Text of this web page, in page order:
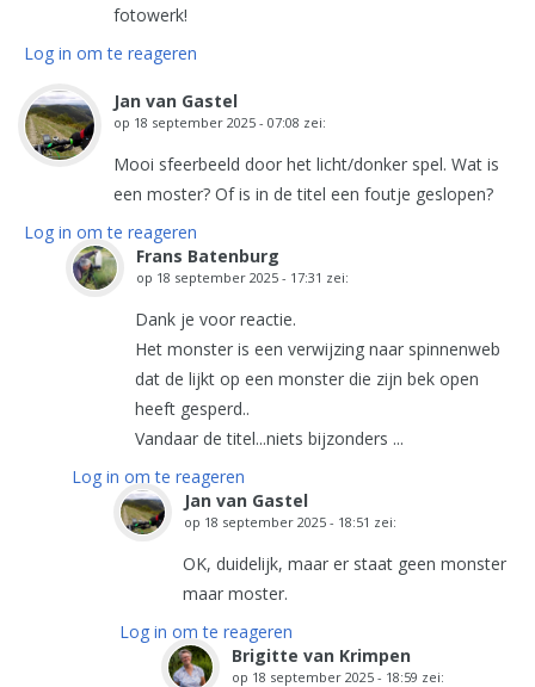
fotowerk!
Log in om te reageren
Jan van Gastel
op 18 september 2025 - 07:08 zei:
Mooi sfeerbeeld door het licht/donker spel. Wat is
een moster? Of is in de titel een foutje geslopen?
Log in om te reageren
Frans Batenburg
op 18 september 2025 - 17:31 zei:
Dank je voor reactie.
Het monster is een verwijzing naar spinnenweb
dat de lijkt op een monster die zijn bek open
heeft gesperd..
Vandaar de titel...niets bijzonders ...
Log in om te reageren
Jan van Gastel
op 18 september 2025 - 18:51 zei:
OK, duidelijk, maar er staat geen monster
maar moster.
Log in om te reageren
Brigitte van Krimpen
op 18 september 2025 - 18:59 zei: